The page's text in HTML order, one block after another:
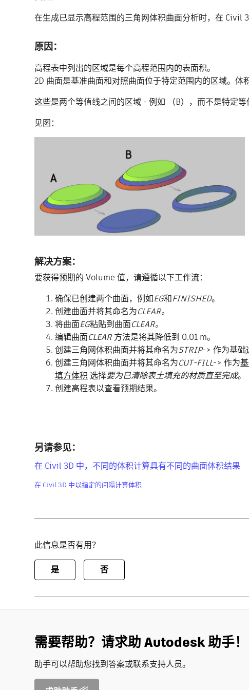
在生成已显示高程范围的三角网体积曲面分析时，在 Civil
原因：
高程表中列出的区域是每个高程范围内的表面积。
2D 曲面是基准曲面和对照曲面位于特定范围内的区域。体
这些是两个等值线之间的区域 - 例如 （B），而不是特定等
见图：
解决方案：
要获得预期的 Volume 值，请遵循以下工作流：
确保已创建两个曲面，例如EG和FINISHED。
创建曲面并将其命名为CLEAR。
将曲面EG粘贴到曲面CLEAR。
编辑曲面CLEAR方法是将其降低到 0.01 m。
创建三角网体积曲面并将其命名为STRIP-> 作为基础
创建三角网体积曲面并将其命名为CUT-FILL-> 作为
填方体积 选择要为已清除表土填充的材质直至完成。
创建高程表以查看预期结果。
另请参见：
在 Civil 3D 中，不同的体积计算具有不同的曲面体积结果
在 Civil 3D 中以指定的间隔计算体积
此信息是否有用？
是 否
需要帮助？请求助 Autodesk 助手！
助手可以帮助您找到答案或联系支持人员。